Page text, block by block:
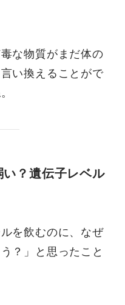
な物質がまだ体の
い換えることがで
？遺伝子レベル
を飲むのに、なぜ
？」と思ったこと